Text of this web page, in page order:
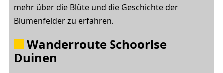
mehr über die Blüte und die Geschichte der
Blumenfelder zu erfahren.
Wanderroute Schoorlse
Duinen